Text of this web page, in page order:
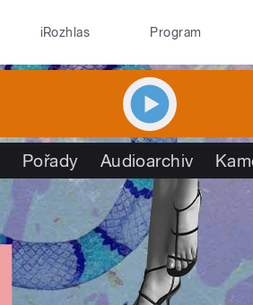
iRozhlas Program
Pořady Audioarchiv